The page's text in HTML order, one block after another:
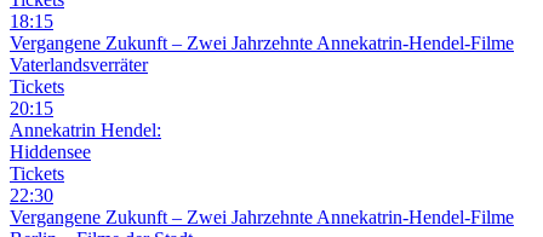
18:15
Vergangene Zukunft – Zwei Jahrzehnte Annekatrin-Hendel-Filme
Vaterlandsverräter
Tickets
20:15
Annekatrin Hendel:
Hiddensee
Tickets
22:30
Vergangene Zukunft – Zwei Jahrzehnte Annekatrin-Hendel-Filme